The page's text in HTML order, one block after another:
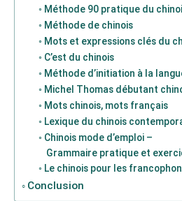
Méthode 90 pratique du
Méthode de chinois
Mots et expressions clés du
C’est du chinois
Méthode d’initiation à la
Michel Thomas débutant
Mots chinois, mots français
Lexique du chinois
Chinois mode d’emploi –
Grammaire pratique et
Le chinois pour les
Conclusion